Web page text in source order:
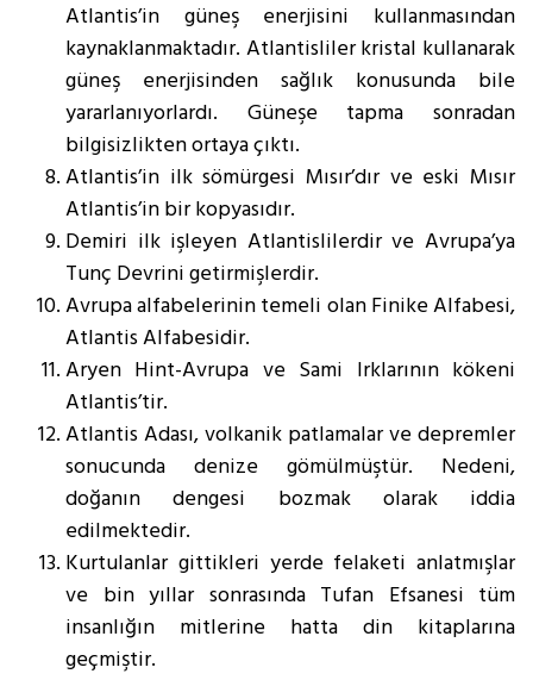
Atlantis’in güneş enerjisini kullanmasından
kaynaklanmaktadır. Atlantisliler kristal kullanarak
güneş enerjisinden sağlık konusunda bile
yararlanıyorlardı. Güneşe tapma sonradan
bilgisizlikten ortaya çıktı.
Atlantis’in ilk sömürgesi Mısır’dır ve eski Mısır
Atlantis’in bir kopyasıdır.
Demiri ilk işleyen Atlantislilerdir ve Avrupa’ya
Tunç Devrini getirmişlerdir.
Avrupa alfabelerinin temeli olan Finike Alfabesi,
Atlantis Alfabesidir.
Aryen Hint-Avrupa ve Sami Irklarının kökeni
Atlantis’tir.
Atlantis Adası, volkanik patlamalar ve depremler
sonucunda denize gömülmüştür. Nedeni,
doğanın dengesi bozmak olarak iddia
edilmektedir.
Kurtulanlar gittikleri yerde felaketi anlatmışlar
ve bin yıllar sonrasında Tufan Efsanesi tüm
insanlığın mitlerine hatta din kitaplarına
geçmiştir.